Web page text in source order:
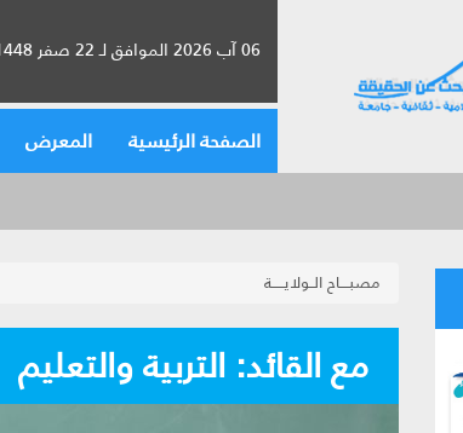
06 آب 2026 الموافق لـ 22 صفر 1448
الصفحة الرئيسية المعرض
مصبــــاح الــولايـــــة
مع القائد: التربية والتعليم‏